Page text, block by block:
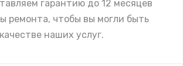
гарантию до 12 месяцев
ремонта, чтобы вы могли быть
наших услуг.